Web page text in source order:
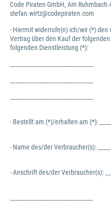
Code Piraten GmbH, Am Ruhmbach
stefan.wirtz@codepiraten.com
- Hiermit widerrufe(n) ich/wir (*)
Vertrag über den Kauf der
folgenden Dienstleistung (*):
- Bestellt am (*)/erhalten am (*):
- Name des/der Verbraucher(s):
- Anschrift des/der Verbraucher(s):